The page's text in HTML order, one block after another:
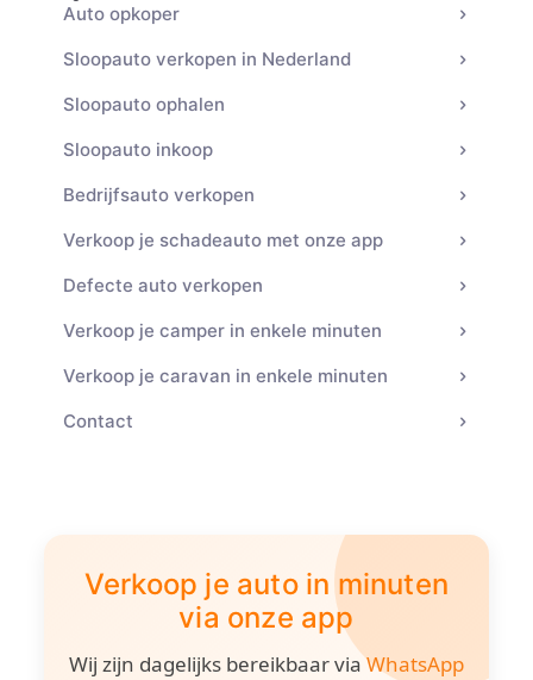
Auto opkoper
Sloopauto verkopen in Nederland
Sloopauto ophalen
Sloopauto inkoop
Bedrijfsauto verkopen
Verkoop je schadeauto met onze app
Defecte auto verkopen
Verkoop je camper in enkele minuten
Verkoop je caravan in enkele minuten
Contact
Verkoop je auto in minuten
via onze app
Wij zijn dagelijks bereikbaar viaWhatsApp